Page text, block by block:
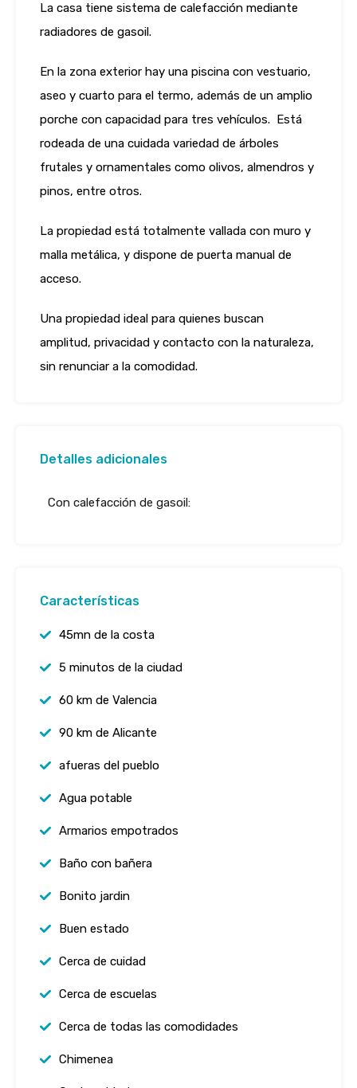
La casa tiene sistema de calefacción mediante
radiadores de gasoil.
En la zona exterior hay una piscina con vestuario,
aseo y cuarto para el termo, además de un amplio
porche con capacidad para tres vehículos. Está
rodeada de una cuidada variedad de árboles
frutales y ornamentales como olivos, almendros y
pinos, entre otros.
La propiedad está totalmente vallada con muro y
malla metálica, y dispone de puerta manual de
acceso.
Una propiedad ideal para quienes buscan
amplitud, privacidad y contacto con la naturaleza,
sin renunciar a la comodidad.
Detalles adicionales
Con calefacción de gasoil:
Características
45mn de la costa
5 minutos de la ciudad
60 km de Valencia
90 km de Alicante
afueras del pueblo
Agua potable
Armarios empotrados
Baño con bañera
Bonito jardin
Buen estado
Cerca de cuidad
Cerca de escuelas
Cerca de todas las comodidades
Chimenea